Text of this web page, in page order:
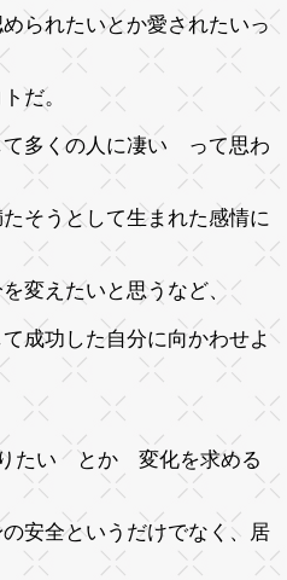
られたいとか愛されたいっ
だ。
て多くの人に凄い って思わ
そうとして生まれた感情に
変えたいと思うなど、
成功した自分に向かわせよ
たい とか 変化を求める
全というだけでなく、居